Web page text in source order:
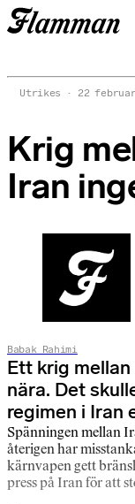
Utrikes 22
Krig
Iran
Babak Rahimi
Ett krig
nära. Det
regimen i Iran
Spänningen mellan
återigen har
kärnvapen gett
press på Iran för att